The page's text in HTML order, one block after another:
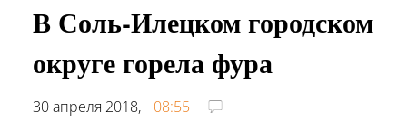
В Соль-Илецком городском
округе горела фура
30 апреля 2018,
08:55